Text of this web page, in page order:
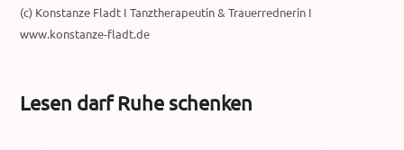
(c) Konstanze Fladt I Tanztherapeutin & Trauerrednerin I
www.konstanze-fladt.de
Lesen darf Ruhe schenken